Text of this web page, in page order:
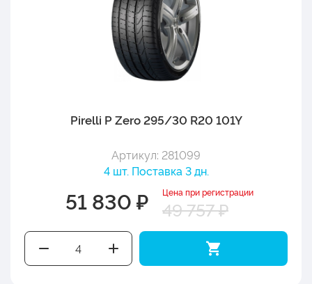
Pirelli P Zero 295/30 R20 101Y
Артикул: 281099
4 шт. Поставка 3 дн.
51 830 ₽ Цена при регистрации
49 757 ₽